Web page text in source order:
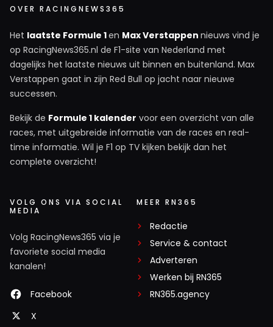
OVER RACINGNEWS365
Het laatste Formule 1en Max Verstappen nieuws vind je
op RacingNews365.nl de F1-site van Nederland met
dagelijks het laatste nieuws uit binnen en buitenland. Max
Verstappen gaat in zijn Red Bull op jacht naar nieuwe
successen.
Bekijk de Formule 1 kalender voor een overzicht van alle
races, met uitgebreide informatie van de races en real-
time informatie. Wil je F1 op TV kijken bekijk dan het
complete overzicht!
VOLG ONS VIA SOCIAL
MEDIA
Volg RacingNews365 via je
favoriete social media
kanalen!
Facebook
X
MEER RN365
Redactie
Service & contact
Adverteren
Werken bij RN365
RN365.agency